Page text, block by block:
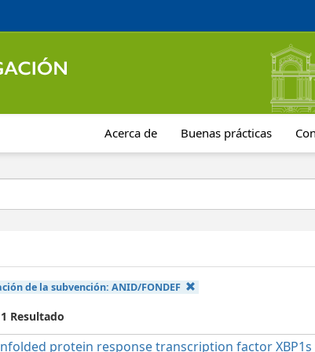
Acerca de Buenas prácticas
de la subvención: ANID/FONDEF
Resultado
protein response transcription factor